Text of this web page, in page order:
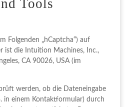
Tools
Folgenden „hCaptcha“) auf
ist die Intuition Machines, Inc.,
CA 90026, USA (im
werden, ob die Dateneingabe
in einem Kontaktformular) durch